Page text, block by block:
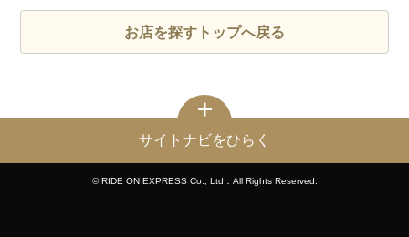
お店を探すトップへ戻る
サイトナビをひらく
© RIDE ON EXPRESS Co., Ltd．All Rights Reserved.